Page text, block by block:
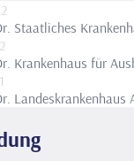
Staatliches
Krankenhaus für
Landeskrankenhaus